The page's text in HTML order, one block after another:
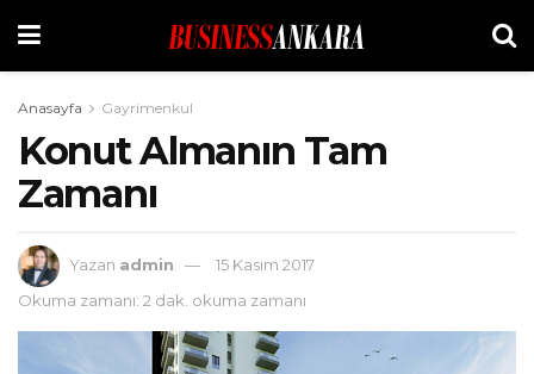
Anasayfa Gayrimenkul
Konut Almanın Tam
Zamanı
Yazan admin
15 Kasım 2017
Okuma zamanı: 2 dak. okuma zamanı